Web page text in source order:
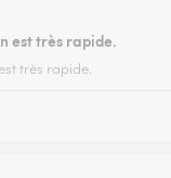
est très rapide.
très rapide.